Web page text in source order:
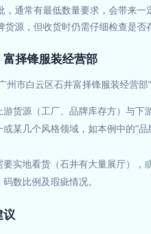
，通常有最低数量要求，会带来一
货源，但收货时仍需仔细检查是否
择锋服装经营部
州市白云区石井富择锋服装经营
游货源（工厂、品牌库存方）与下
或某几个风格领域，如本例中的“
要实地看货（石井有大量展厅）
数比例及瑕疵情况。
议